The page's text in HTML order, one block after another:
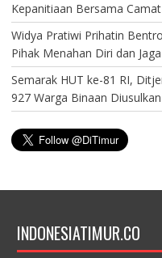
Kepanitiaan Bersama
Widya Pratiwi Prihatin
Pihak Menahan Diri dan
Semarak HUT ke-81 RI,
927 Warga Binaan
INDONESIATIMUR.CO